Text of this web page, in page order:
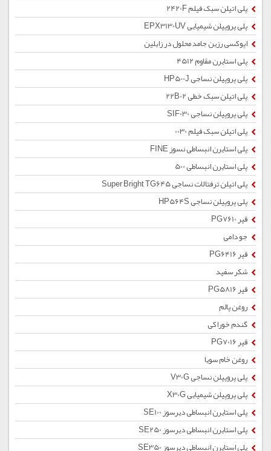
پلی اتیلن سبک فیلم 2420F
پلی پروپیلن شیمیایی EPX3130UV
اپوکسی رزین جامد محلول در زایلین
پلی استایرن مقاوم 4512
پلی پروپیلن نساجی HP500J
پلی اتیلن سبک خطی 22B02
پلی پروپیلن نساجی SIF030
پلی اتیلن سبک فیلم 0030
پلی استایرن انبساطی نسوز FINE
پلی استایرن انبساطی 500
پلی اتیلن ترفتالات نساجی Super Bright TG645
پلی پروپیلن نساجی HP564S
قیر PG7610
جو دامی
قیر PG6416
شکر سفید
قیر PG5816
روغن پالم
گندم خوراکی
قیر PG7016
روغن خام سویا
پلی پروپیلن نساجی V30G
پلی پروپیلن شیمیایی X30G
پلی استایرن انبساطی دیرسوز SE100
پلی استایرن انبساطی دیرسوز SE250
پلی استایرن انبساطی دیرسوز SE350